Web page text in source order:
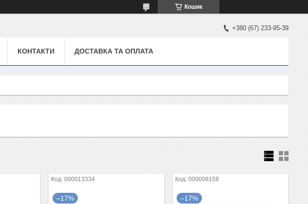
Кошик
+380 (67) 233-95-39
КОНТАКТИ ДОСТАВКА ТА ОПЛАТА
000013334
–17%
000008158
–17%